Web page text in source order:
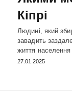
Кіпрі
Людині, який
завадить
життя населення
27.01.2025